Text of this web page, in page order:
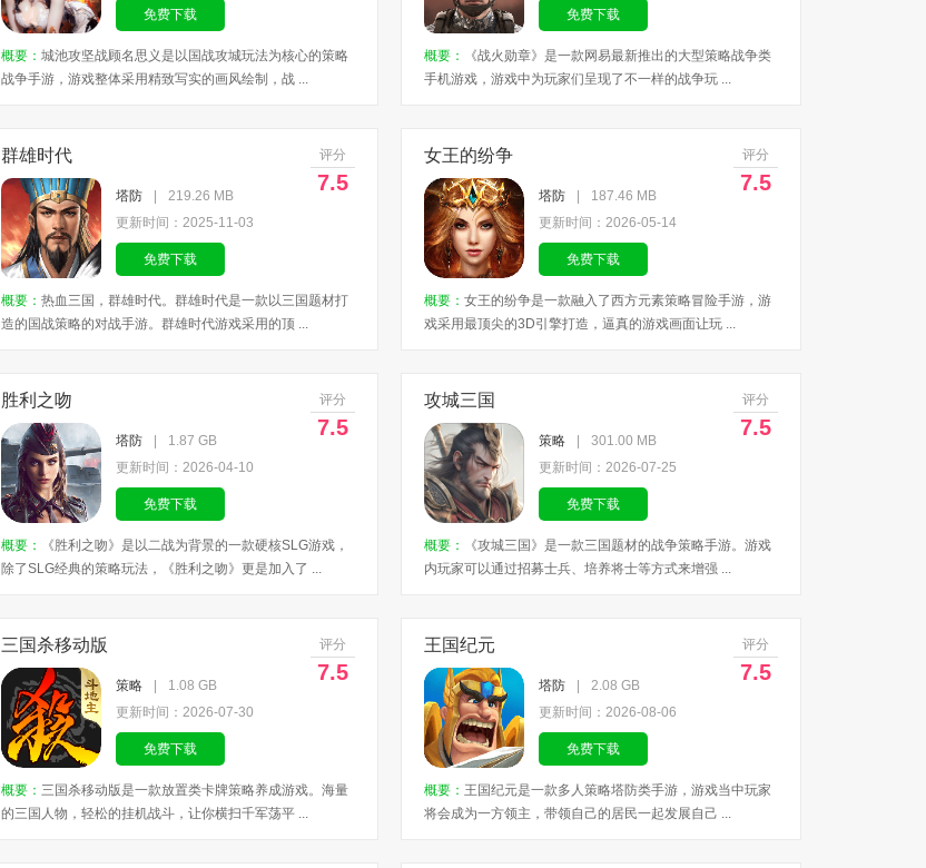
免费下载
概要： 城池攻坚战顾名思义是以国战攻城玩法为核心的策略
战争手游，游戏整体采用精致写实的画风绘制，战 ...
免费下载
概要：
《战火勋章》是一款网易最新推出的大型策略战争类
手机游戏，游戏中为玩家们呈现了不一样的战争玩 ...
群雄时代 评分
7.5
塔防
219.26 MB
更新时间：2025-11-03
免费下载
概要： 热血三国，群雄时代。群雄时代是一款以三国题材打
造的国战策略的对战手游。群雄时代游戏采用的顶 ...
女王的纷争 评分
7.5
塔防
187.46 MB
更新时间：2026-05-14
免费下载
概要： 女王的纷争是一款融入了西方元素策略冒险手游，游
戏采用最顶尖的3D引擎打造，逼真的游戏画面让玩 ...
胜利之吻 评分
7.5
塔防
1.87 GB
更新时间：2026-04-10
免费下载
概要：
《胜利之吻》是以二战为背景的一款硬核SLG游戏，
除了SLG经典的策略玩法，《胜利之吻》更是加入了 ...
攻城三国 评分
7.5
策略
301.00 MB
更新时间：2026-07-25
免费下载
概要：
《攻城三国》是一款三国题材的战争策略手游。游戏
内玩家可以通过招募士兵、培养将士等方式来增强 ...
三国杀移动版 评分
7.5
策略
1.08 GB
更新时间：2026-07-30
免费下载
概要： 三国杀移动版是一款放置类卡牌策略养成游戏。海量
的三国人物，轻松的挂机战斗，让你横扫千军荡平 ...
王国纪元 评分
7.5
塔防
2.08 GB
更新时间：2026-08-06
免费下载
概要： 王国纪元是一款多人策略塔防类手游，游戏当中玩家
将会成为一方领主，带领自己的居民一起发展自己 ...